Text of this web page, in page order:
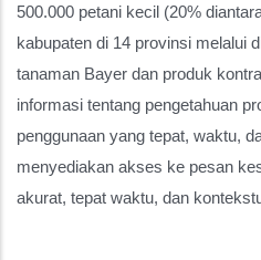
500.000 petani kecil (20%
kabupaten di 14 provinsi melalui
tanaman Bayer dan produk
informasi tentang pengetahuan
penggunaan yang tepat, waktu,
menyediakan akses ke pesan
akurat, tepat waktu, dan